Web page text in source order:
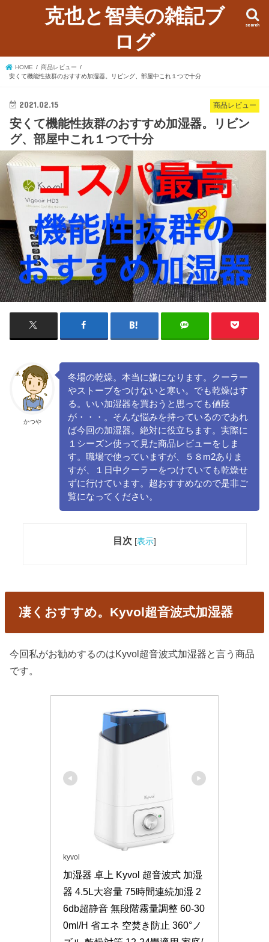
克也と智美の雑記ブ
ログ
search
HOME
商品レビュー
安くて機能性抜群のおすすめ加湿器。リビング、部屋中これ１つで十分
商品レビュー
2021.02.15
安くて機能性抜群のおすすめ加湿器。リビン
グ、部屋中これ１つで十分
かつや
冬場の乾燥。本当に嫌になります。クーラー
やストーブをつけないと寒い。でも乾燥はす
る。いい加湿器を買おうと思っても値段
が・・・。そんな悩みを持っているのであれ
ば今回の加湿器。絶対に役立ちます。実際に
１シーズン使って見た商品レビューをしま
す。職場で使っていますが、５８m2ありま
すが、１日中クーラーをつけていても乾燥せ
ずに行けています。超おすすめなので是非ご
覧になってください。
目次 [表示]
凄くおすすめ。Kyvol超音波式加湿器
今回私がお勧めするのはKyvol超音波式加湿器と言う商品
です。
kyvol
加湿器 卓上 Kyvol 超音波式 加湿
器 4.5L大容量 75時間連続加湿 2
6db超静音 無段階霧量調整 60-30
0ml/H 省エネ 空焚き防止 360°ノ